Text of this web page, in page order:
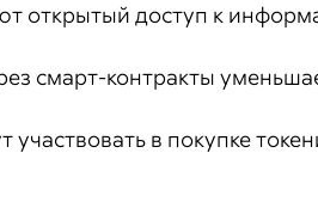
открытый доступ к
смарт-контракты
в покупке